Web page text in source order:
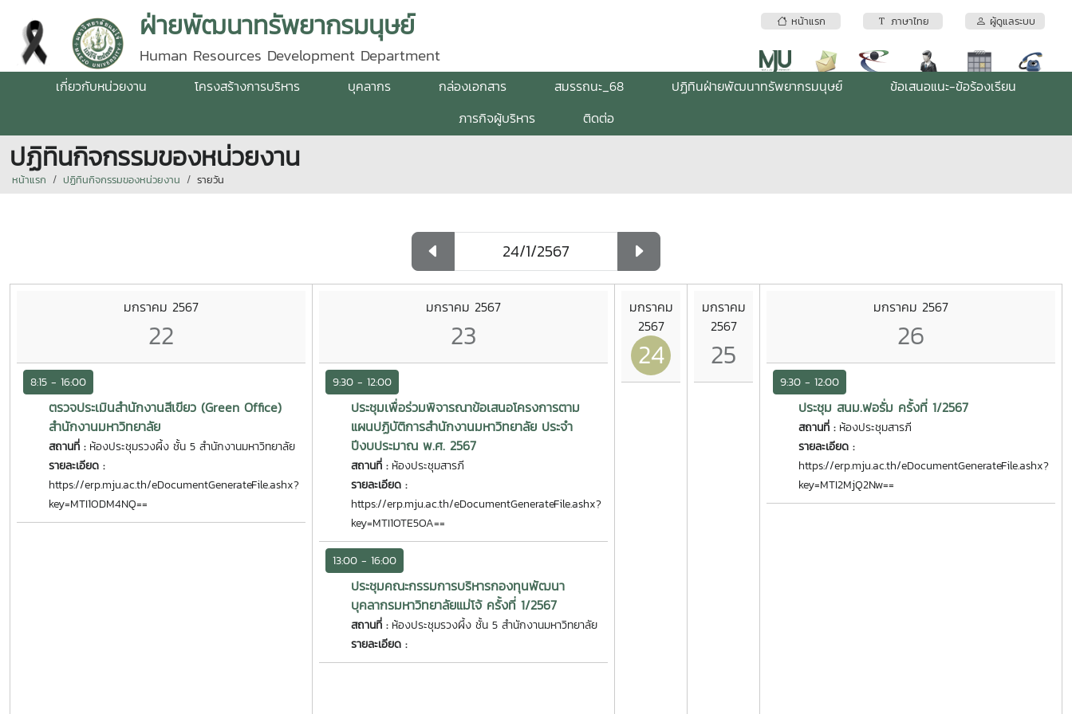
หน้าแรก ภาษาไทย ผู้ดูแลระบบ
ฝ่ายพัฒนาทรัพยากรมนุษย์
Human Resources Development Department
เกี่ยวกับหน่วยงาน โครงสร้างการบริหาร บุคลากร กล่องเอกสาร สมรรถนะ_68 ปฏิทินฝ่ายพัฒนาทรัพยากรมนุษย์
ข้อเสนอแนะ-ข้อร้องเรียน
ภารกิจผู้บริหาร
ติดต่อ
ปฏิทินกิจกรรมของหน่วยงาน
หน้าแรก ปฏิทินกิจกรรมของหน่วยงาน รายวัน
มกราคม 2567
22
8:15 - 16:00
ตรวจประเมินสำนักงานสีเขียว (Green Office)
สำนักงานมหาวิทยาลัย
สถานที่ : ห้องประชุมรวงผึ้ง ชั้น 5 สำนักงานมหาวิทยาลัย
รายละเอียด :
https://erp.mju.ac.th/eDocumentGenerateFile.ashx?
key=MTI1ODM4NQ==
มกราคม 2567
23
9:30 - 12:00
ประชุมเพื่อร่วมพิจารณาข้อเสนอโครงการตาม
แผนปฏิบัติการสำนักงานมหาวิทยาลัย ประจำ
ปีงบประมาณ พ.ศ. 2567
สถานที่ : ห้องประชุมสารภี
รายละเอียด :
https://erp.mju.ac.th/eDocumentGenerateFile.ashx?
key=MTI1OTE5OA==
13:00 - 16:00
ประชุมคณะกรรมการบริหารกองทุนพัฒนา
บุคลากรมหาวิทยาลัยแม่โจ้ ครั้งที่ 1/2567
สถานที่ : ห้องประชุมรวงผึ้ง ชั้น 5 สำนักงานมหาวิทยาลัย
รายละเอียด :
มกราคม
2567
24
มกราคม
2567
25
มกราคม 2567
26
9:30 - 12:00
ประชุม สนม.ฟอรั่ม ครั้งที่ 1/2567
สถานที่ : ห้องประชุมสารภี
รายละเอียด :
https://erp.mju.ac.th/eDocumentGenerateFile.ashx?
key=MTI2MjQ2Nw==